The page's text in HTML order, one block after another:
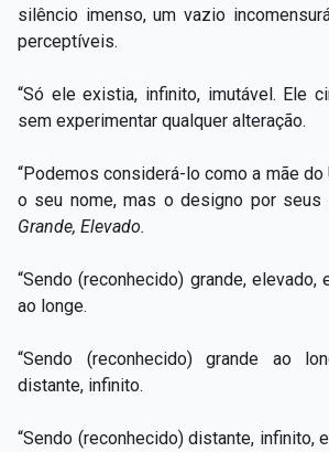
silêncio imenso, um vazio
perceptíveis.
“Só ele existia, infinito, imutável. Ele
sem experimentar qualquer alteração.
“Podemos considerá-lo como a mãe do
o seu nome, mas o designo por
Grande, Elevado.
“Sendo (reconhecido) grande, elevado,
ao longe.
“Sendo (reconhecido) grande ao
distante, infinito.
“Sendo (reconhecido) distante, infinito,